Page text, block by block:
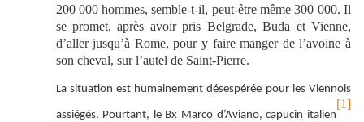
200 000 hommes, semble-t-il, peut-être même 300 000. Il
se promet, après avoir pris Belgrade, Buda et Vienne,
d’aller jusqu’à Rome, pour y faire manger de l’avoine à
son cheval, sur l’autel de Saint-Pierre.
La situation est humainement désespérée pour les Viennois
assiégés. Pourtant, le Bx Marco d’Aviano, capucin italien
[1]